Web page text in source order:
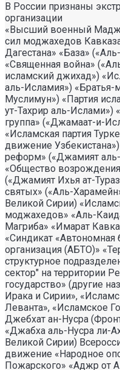
В России признаны
организации
«Высший военный
сил моджахедов
Дагестана» «База»
«Священная война»
исламский джихад»)
аль-Исламия») «Братья-
Муслимун») «Партия
ут-Тахрир аль-
группа» («Джамаат-и-
«Исламская партия
движение
реформ» («Джамият
«Общество
(«Джамият Ихья ат-
святых» («Аль-
Великой Сирии)
моджахедов» «Аль-
Магриба» «Имарат
«Синдикат «Автономная
организация (АБТО)»
структурное
сектор" на территории
государство» (другие
Ирака и Сирии»,
Леванта», «Исламское
Джебхат ан-Нусра
«Джабха аль-Нусра ли-
Великой Сирии)
движение «Народное
Пожарского» «Аджр от